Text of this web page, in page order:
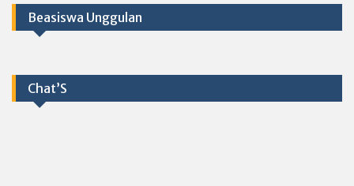
Beasiswa Unggulan
Chat’S